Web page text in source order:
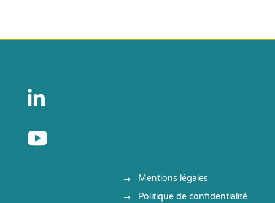


Mentions légales
Politique de confidentialité